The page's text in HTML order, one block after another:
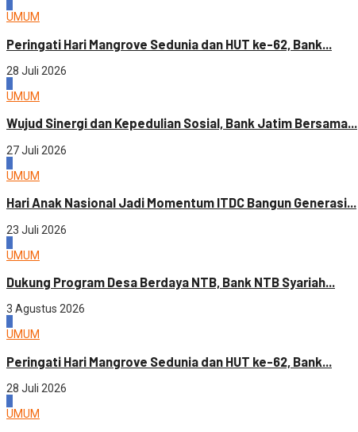
UMUM
Peringati Hari Mangrove Sedunia dan HUT ke-62, Bank...
28 Juli 2026
UMUM
Wujud Sinergi dan Kepedulian Sosial, Bank Jatim Bersama...
27 Juli 2026
UMUM
Hari Anak Nasional Jadi Momentum ITDC Bangun Generasi...
23 Juli 2026
UMUM
Dukung Program Desa Berdaya NTB, Bank NTB Syariah...
3 Agustus 2026
UMUM
Peringati Hari Mangrove Sedunia dan HUT ke-62, Bank...
28 Juli 2026
UMUM